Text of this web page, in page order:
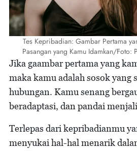
Tes Kepribadian: Gambar Pertama
Pasangan yang Kamu Idamkan/Foto:
Jika gaambar pertama yang
maka kamu adalah sosok yang
hubungan. Kamu senang
beradaptasi, dan pandai
Terlepas dari kepribadianmu
menyukai hal-hal menarik